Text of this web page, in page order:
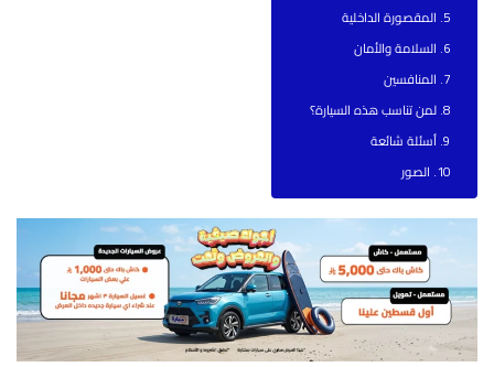
المقصورة الداخلية
السلامة والأمان
المنافسين
لمن تناسب هذه السيارة؟
أسئلة شائعة
الصور